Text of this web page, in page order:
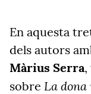
En aquesta
dels autors
Màrius Serra,
sobre La